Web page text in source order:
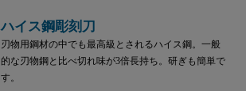
ハイス鋼彫刻刀
刃物用鋼材の中でも最高級とされるハイス鋼。一般
的な刃物鋼と比べ切れ味が3倍長持ち。研ぎも簡単で
す。